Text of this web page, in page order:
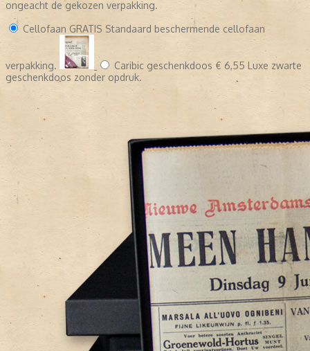
ongeacht de gekozen verpakking.
Cellofaan GRATIS Standaard beschermende cellofaan
verpakking. Caribic geschenkdoos € 6,55 Luxe zwarte
geschenkdoos zonder opdruk.